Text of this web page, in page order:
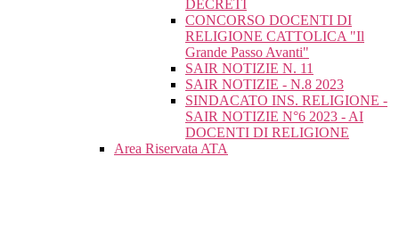
DECRETI
CONCORSO DOCENTI DI
RELIGIONE CATTOLICA "Il
Grande Passo Avanti"
SAIR NOTIZIE N. 11
SAIR NOTIZIE - N.8 2023
SINDACATO INS. RELIGIONE -
SAIR NOTIZIE N°6 2023 - AI
DOCENTI DI RELIGIONE
Area Riservata ATA